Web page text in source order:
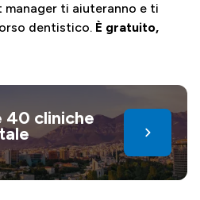
ti aiuteranno e ti
dentistico. È gratuito,
40 cliniche